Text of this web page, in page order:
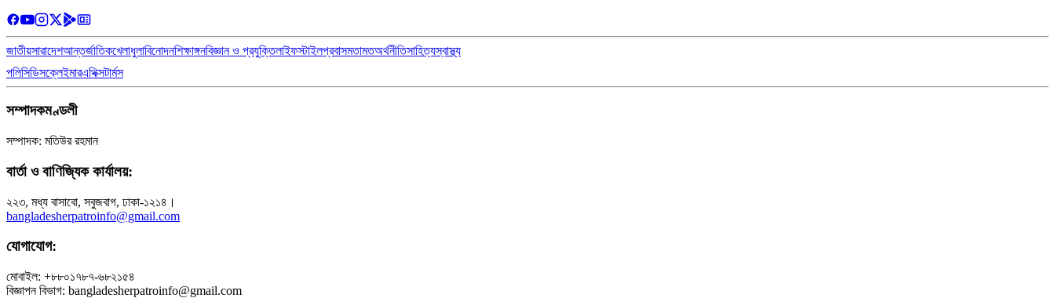
জাতীয়সারাদেশআন্তর্জাতিকখেলাধুলাবিনোদনশিক্ষাঙ্গনবিজ্ঞান ও প্রযুক্তিলাইফস্টাইলপ্রবাসমতামতঅর্থনীতিসাহিত্যস্বাস্থ্য
পলিসিডিসক্লেইমারএথিক্সটার্মস
সম্পাদকমণ্ডলী
সম্পাদক: মতিউর রহমান
বার্তা ও বাণিজ্যিক কার্যালয়:
২২৩, মধ্য বাসাবো, সবুজবাগ, ঢাকা-১২১৪।
bangladesherpatroinfo@gmail.com
যোগাযোগ:
মোবাইল: +৮৮০১৭৮৭-৬৮২১৫৪
বিজ্ঞাপন বিভাগ: bangladesherpatroinfo@gmail.com